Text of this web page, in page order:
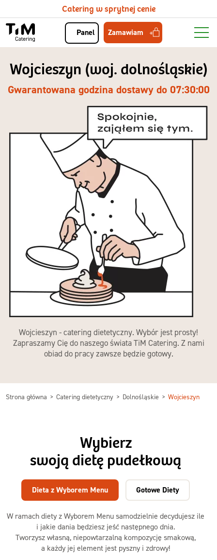
Catering w sprytnej cenie
Panel Zamawiam
Wojcieszyn (woj. dolnośląskie)
Gwarantowana godzina dostawy do 07:30:00
Wojcieszyn - catering dietetyczny. Wybór jest prosty!
Zapraszamy Cię do naszego świata TiM Catering. Z nami
obiad do pracy zawsze będzie gotowy.
Strona główna Catering dietetyczny Dolnośląskie Wojcieszyn
Wybierz
swoją dietę pudełkową
W ramach diety z Wyborem Menu samodzielnie decydujesz ile
i jakie dania będziesz jeść następnego dnia.
Tworzysz własną, niepowtarzalną kompozycję smakową,
a każdy jej element jest pyszny i zdrowy!
Dieta z Wyborem Menu Gotowe Diety